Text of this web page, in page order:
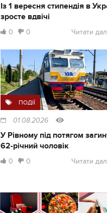
Із 1 вересня стипендія в
зросте вдвічі
0 0 Читати
ПОДІЇ
01.08.2026
У Рівному під потягом
62-річний чоловік
0 0 Читати